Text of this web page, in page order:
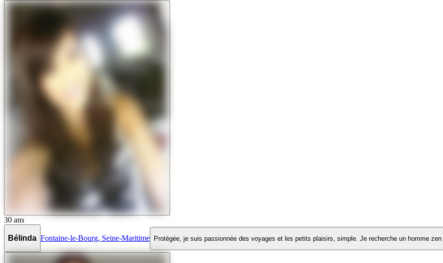
30 ans
Bélinda Fontaine-le-Bourg, Seine-Maritime Protégée, je suis passionnée des voyages et les petits plaisirs, simple. Je recherche un homme zen